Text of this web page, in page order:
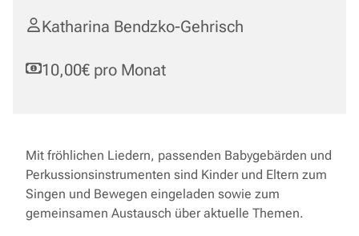
Katharina Bendzko-Gehrisch
10,00€ pro Monat
Mit fröhlichen Liedern, passenden Babygebärden und
Perkussionsinstrumenten sind Kinder und Eltern zum
Singen und Bewegen eingeladen sowie zum
gemeinsamen Austausch über aktuelle Themen.